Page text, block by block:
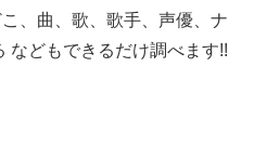
、曲、歌、歌手、声優、ナ
などもできるだけ調べます!!